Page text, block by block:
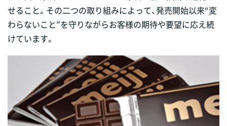
せること。その二つの取り組みによって、発売開始以来“変
わらないこと”を守りながらお客様の期待や要望に応え続
けています。